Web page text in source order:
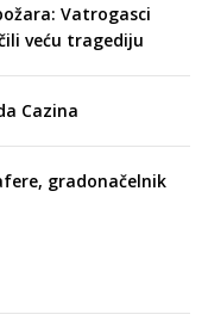
Vatrogasci
veću tragediju
Cazina
gradonačelnik